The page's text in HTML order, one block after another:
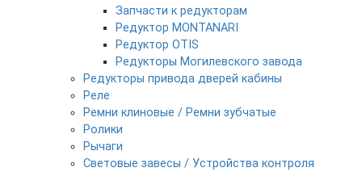
Запчасти к редукторам
Редуктор MONTANARI
Редуктор OTIS
Редукторы Могилевского завода
Редукторы привода дверей кабины
Реле
Ремни клиновые / Ремни зубчатые
Ролики
Рычаги
Световые завесы / Устройства контроля